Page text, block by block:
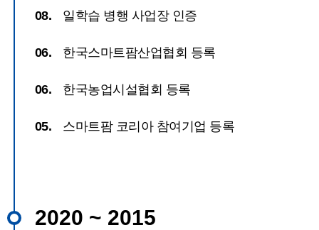
08. 일학습 병행 사업장 인증
06. 한국스마트팜산업협회 등록
06. 한국농업시설협회 등록
05. 스마트팜 코리아 참여기업 등록
2020 ~ 2015